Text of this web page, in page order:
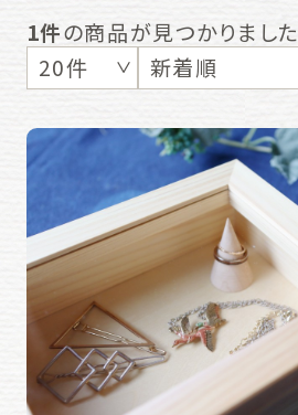
1件の商品が見つかりました